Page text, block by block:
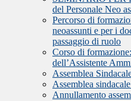
del Personale Neo
Percorso di
neoassunti e per i
passaggio di ruolo
Corso di
dell’Assistente
Assemblea
Assemblea
Annullamento